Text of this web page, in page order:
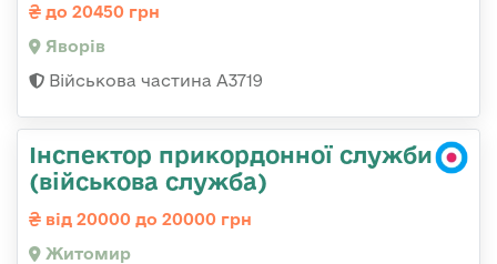
до 20450 грн
Яворів
Військова частина А3719
Інспектор прикордонної служби
(військова служба)
від 20000 до 20000 грн
Житомир